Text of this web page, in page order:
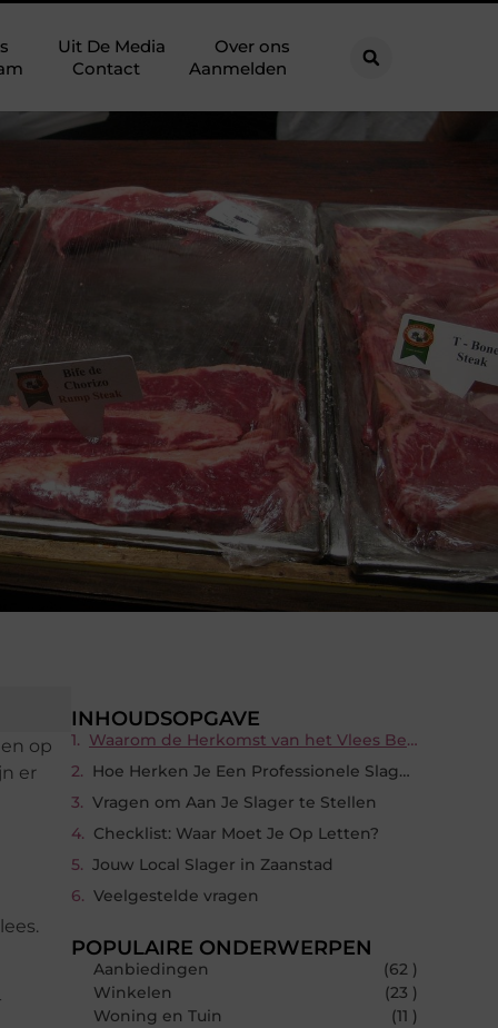
Uit De Media
Over ons
Contact Aanmelden
op
er
INHOUDSOPGAVE
Waarom de Herkomst van het Vlees Belangrijk Is
Hoe Herken Je Een Professionele Slager?
Vragen om Aan Je Slager te Stellen
Checklist: Waar Moet Je Op Letten?
Jouw Local Slager in Zaanstad
Veelgestelde vragen
POPULAIRE ONDERWERPEN
Aanbiedingen
(62 )
Winkelen
(23 )
Woning en Tuin
(11 )